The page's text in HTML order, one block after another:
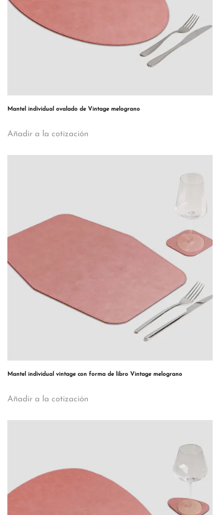
Mantel individual ovalado de Vintage melograno
Añadir a la cotización
Mantel individual vintage con forma de libro Vintage melograno
Añadir a la cotización